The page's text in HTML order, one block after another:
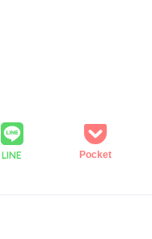
LINE Pocket